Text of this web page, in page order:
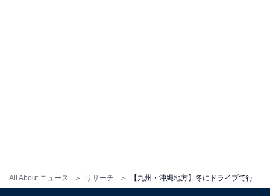
All About ニュース リサーチ 【九州・沖縄地方】冬にドライブで行きたい場所ランキング！ 「黒川温泉」を抑えた1位は？